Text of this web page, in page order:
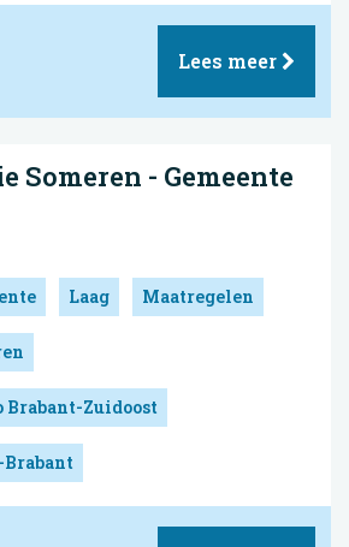
Lees meer
Someren - Gemeente
Laag Maatregelen
Zuidoost